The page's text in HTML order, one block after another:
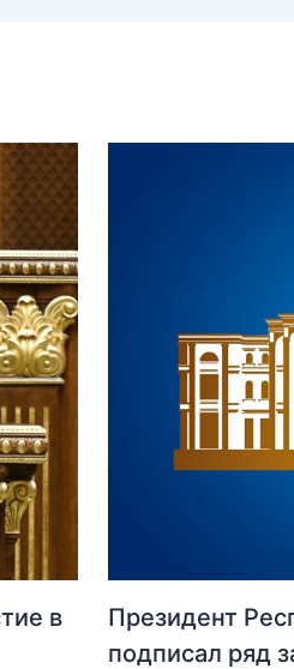
в
Президент
подписал ряд